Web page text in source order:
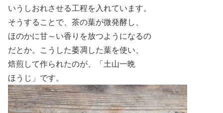
いうしおれさせる工程を入れています。
そうすることで、茶の葉が微発酵し、
ほのかに甘～い香りを放つようになるの
だとか。こうした萎凋した葉を使い、
焙煎して作られたのが、「土山一晩
ほうじ」です。